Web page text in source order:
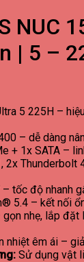
NUC
| 5 –
5 225H –
– dễ dàng
+ 1x SATA –
2x Thunderbolt
tốc độ nhanh
5.4 – kết nối
nhẹ, lắp đặt
nhiệt êm ái –
Sử dụng vật